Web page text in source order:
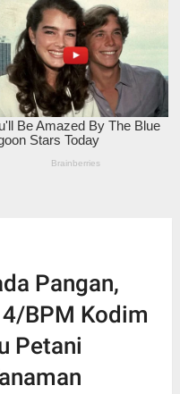
Pangan,
BPM Kodim
Petani